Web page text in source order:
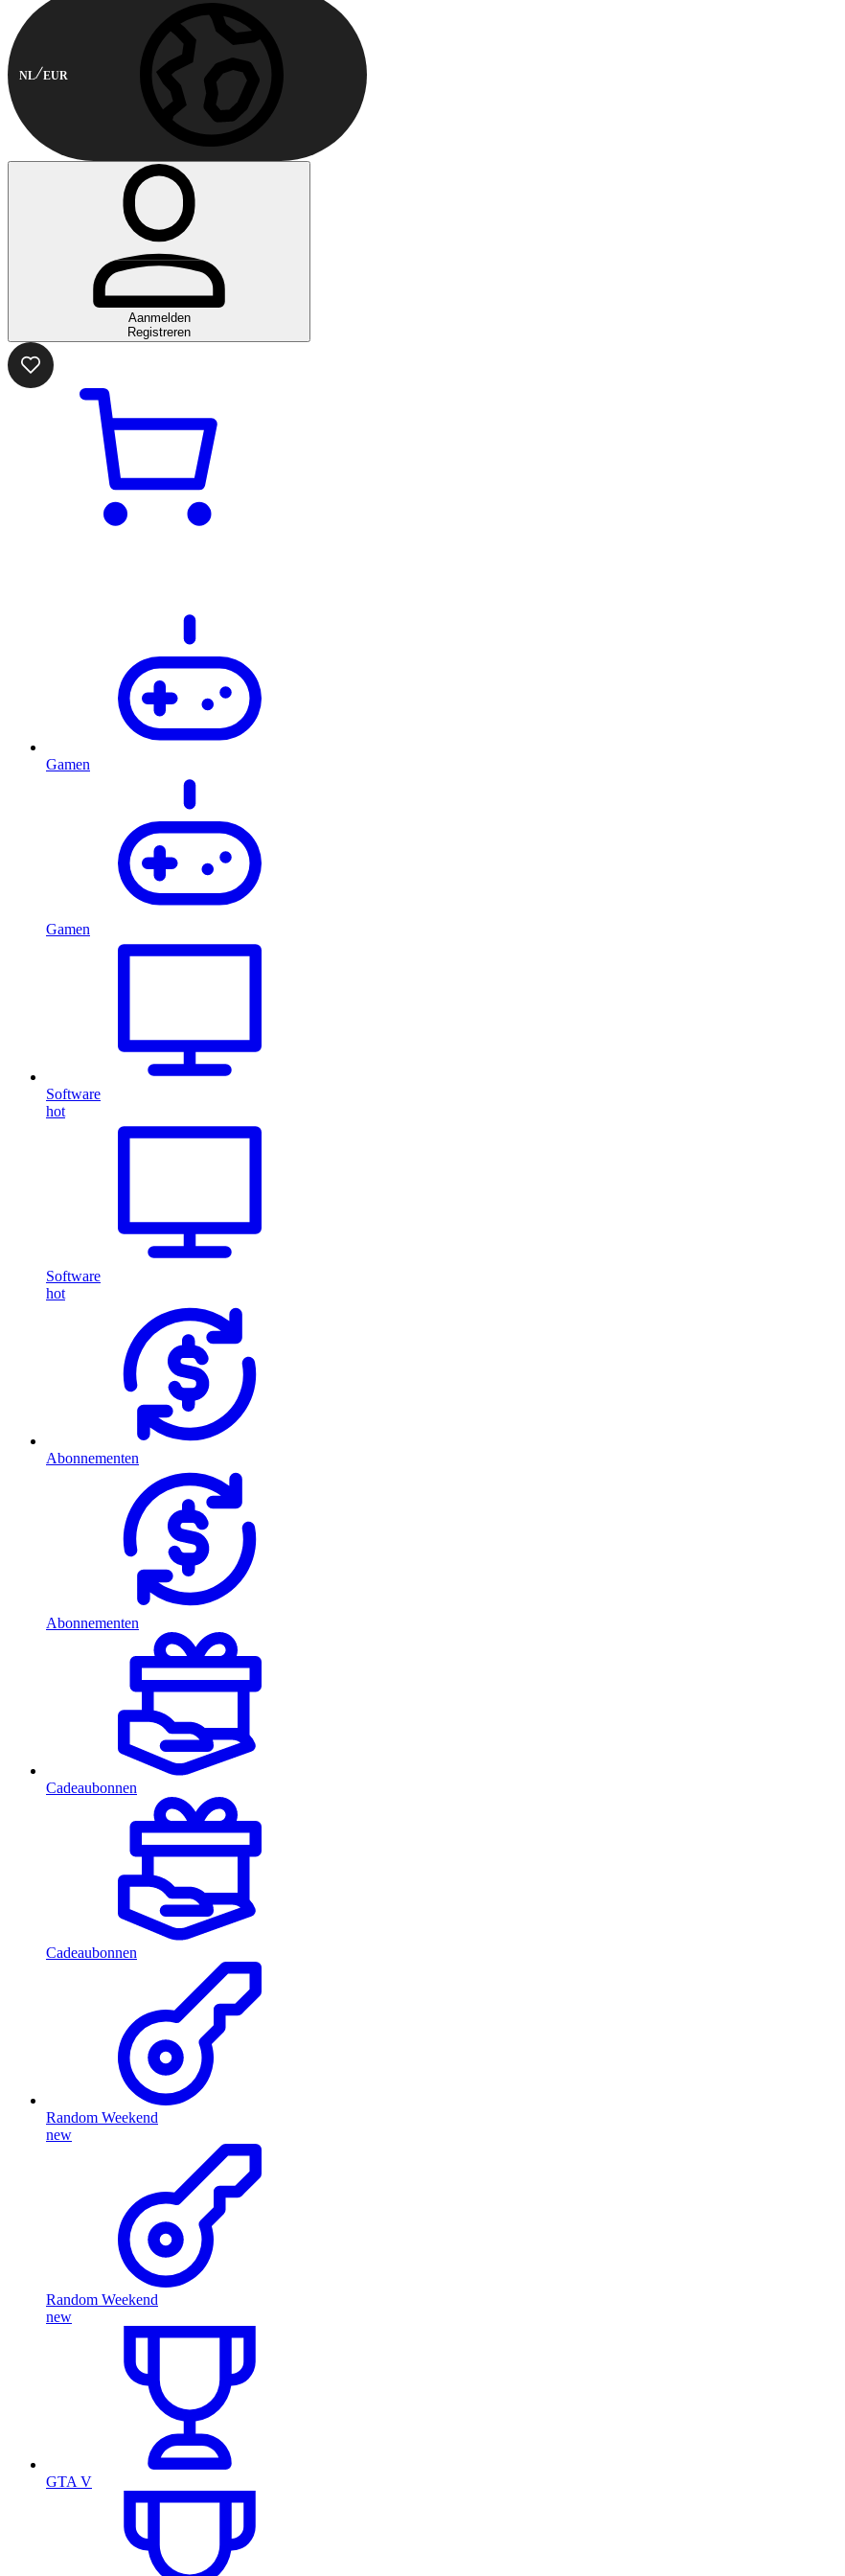
NL EUR
Aanmelden
Registreren
Gamen
Gamen
Software
hot
Software
hot
Abonnementen
Abonnementen
Cadeaubonnen
Cadeaubonnen
Random Weekend
new
Random Weekend
new
GTA V